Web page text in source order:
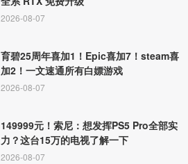
2026-08-07
育碧25周年喜加1！Epic喜加7！steam喜
加2！一文速通所有白嫖游戏
2026-08-07
149999元！索尼：想发挥PS5 Pro全部实
力？这台15万的电视了解一下
2026-08-07